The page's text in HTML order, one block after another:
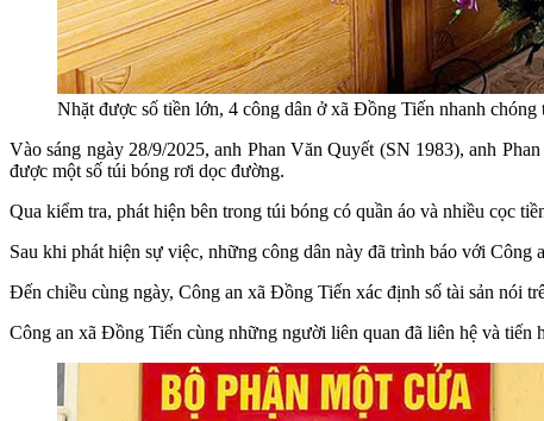
Nhặt được số tiền lớn, 4 công dân ở xã Đồng Tiến nhanh chóng
Vào sáng ngày 28/9/2025, anh Phan Văn Quyết (SN 1983), anh
được một số túi bóng rơi dọc đường.
Qua kiểm tra, phát hiện bên trong túi bóng có quần áo và nhiều cọc
Sau khi phát hiện sự việc, những công dân này đã trình báo với Công
Đến chiều cùng ngày, Công an xã Đồng Tiến xác định số tài sản nói
Công an xã Đồng Tiến cùng những người liên quan đã liên hệ và tiến